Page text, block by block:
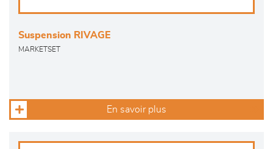
Suspension RIVAGE
MARKETSET
En savoir plus